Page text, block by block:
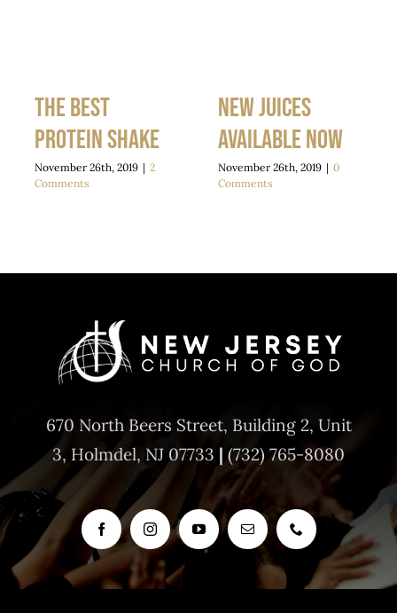
The best
protein shake
November 26th, 2019 | 2
Comments
New juices
available now
November 26th, 2019 | 0
Comments
670 North Beers Street, Building 2, Unit
3, Holmdel, NJ 07733 | (732) 765-8080